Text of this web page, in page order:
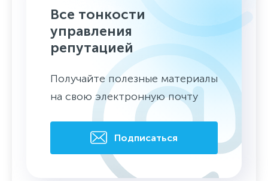
Все тонкости
управления
репутацией
Получайте полезные материалы
на свою электронную почту
Подписаться